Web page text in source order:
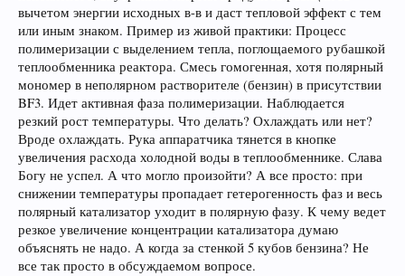
тепловым результатом является охлаждение зоны реакции? Это
умудриться надо: так «поглощать тепло», чтобы при этом
...наука будет заблуждаться, сохраняя умное выраженье на лице, пока в
ходу будут такие научные термины, как «выделение или поглощение тепла
при химических реакциях». Эти термины мастерски вводят в
заблуждение: можно подумать, что реакция, идущая «с поглощением
тепла», заимствует это тепло из окружающей среды. Которая, в свою
очередь, это тепло любезно предоставляет: на, мол, реакция, иди себе с
Богом. Для хорошей, мол, реакции – не жалко! Можно подумать, что без
этой любезной помощи – например, в условиях термоизоляции – реакция
«с поглощением тепла» идти не сможет. Ха-ха! Да она там идёт с ещё
Надо было иметь особые дарования, чтобы за все эти годы не заметить,
чтотак называемые тепловые эффекты химических реакций
являются, в действительности, эффектами повышения-понижения
температуры в зоне реакции. А эти повышения-понижения
температуры требуют совсем иных объяснений, чем «выделения-
вычетом энергии исходных в-в и даст тепловой эффект с тем
или иным знаком. Пример из живой практики: Процесс
полимеризации с выделением тепла, поглощаемого рубашкой
теплообменника реактора. Смесь гомогенная, хотя полярный
мономер в неполярном растворителе (бензин) в присутствии
BF3. Идет активная фаза полимеризации. Наблюдается
резкий рост температуры. Что делать? Охлаждать или нет?
Вроде охлаждать. Рука аппаратчика тянется в кнопке
увеличения расхода холодной воды в теплообменнике. Слава
Богу не успел. А что могло произойти? А все просто: при
снижении температуры пропадает гетерогенность фаз и весь
полярный катализатор уходит в полярную фазу. К чему ведет
резкое увеличение концентрации катализатора думаю
объяснять не надо. А когда за стенкой 5 кубов бензина? Не
все так просто в обсуждаемом вопросе.